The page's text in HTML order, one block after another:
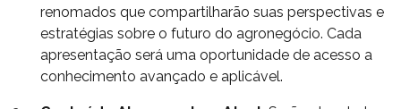
renomados que compartilharão suas perspectivas e
estratégias sobre o futuro do agronegócio. Cada
apresentação será uma oportunidade de acesso a
conhecimento avançado e aplicável.